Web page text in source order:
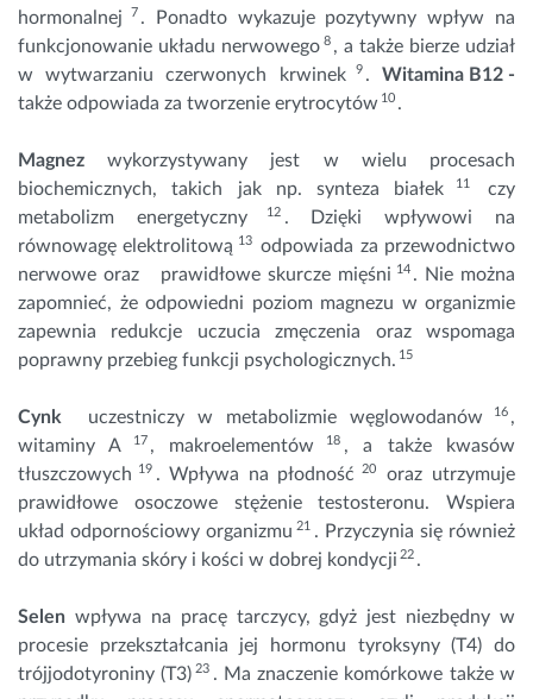
hormonalnej7 . Ponadto wykazuje pozytywny wpływ na
funkcjonowanie układu nerwowego8 , a także bierze udział
w wytwarzaniu czerwonych krwinek9 .Witamina B12 -
także odpowiada za tworzenie erytrocytów10 .
Magnez wykorzystywany jest w wielu procesach
biochemicznych, takich jak np. synteza białek11
czy
metabolizm energetyczny12 . Dzięki wpływowi na
równowagę elektrolitową13
odpowiada za przewodnictwo
nerwowe oraz prawidłowe skurcze mięśni14 . Nie można
zapomnieć, że odpowiedni poziom magnezu w organizmie
zapewnia redukcje uczucia zmęczenia oraz wspomaga
poprawny przebieg funkcji psychologicznych.15
Cynk uczestniczy w metabolizmie węglowodanów16 ,
witaminy A
17 , makroelementów18 , a także kwasów
tłuszczowych19 . Wpływa na płodność20
oraz utrzymuje
prawidłowe osoczowe stężenie testosteronu. Wspiera
układ odpornościowy organizmu21
. Przyczynia się również
do utrzymania skóry i kości w dobrej kondycji22 .
Selen wpływa na pracę tarczycy, gdyż jest niezbędny w
procesie przekształcania jej hormonu tyroksyny (T4) do
trójjodotyroniny (T3)23 . Ma znaczenie komórkowe także w